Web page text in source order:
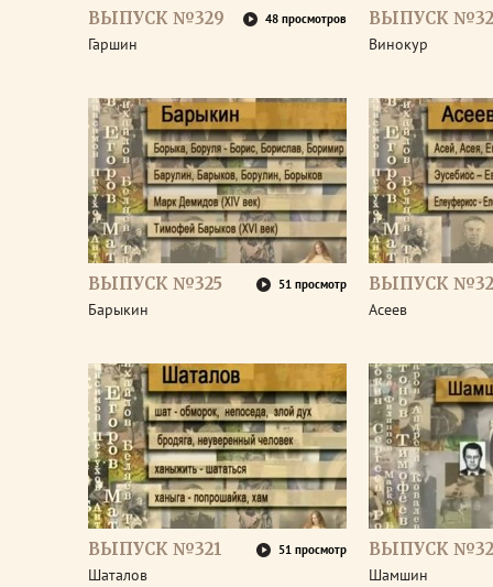
ВЫПУСК №329 48 просмотров
Гаршин
ВЫПУСК
Винокур
ВЫПУСК №325 51 просмотр
Барыкин
ВЫПУСК
Асеев
ВЫПУСК №321 51 просмотр
Шаталов
ВЫПУСК
Шамшин